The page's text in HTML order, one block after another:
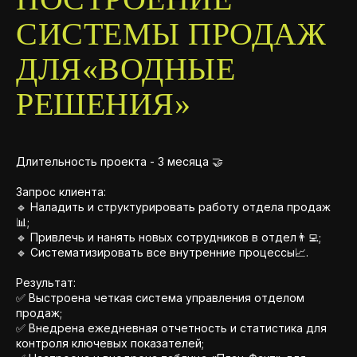
СИСТЕМЫ ПРОДАЖ
ДЛЯ«ВОДНЫЕ
РЕШЕНИЯ»
Длительность проекта - 3 месяца 🤝
Запрос клиента:
🔹 Наладить и структурировать работу отдела продаж
📊;
🔹 Привлечь и нанять новых сотрудников в отдел👨‍💻;
🔹 Систематизировать все внутренние процессы📈.
Результат:
✅ Выстроена четкая система управления отделом
продаж;
✅ Внедрена ежедневная отчетность и статистика для
контроля ключевых показателей;